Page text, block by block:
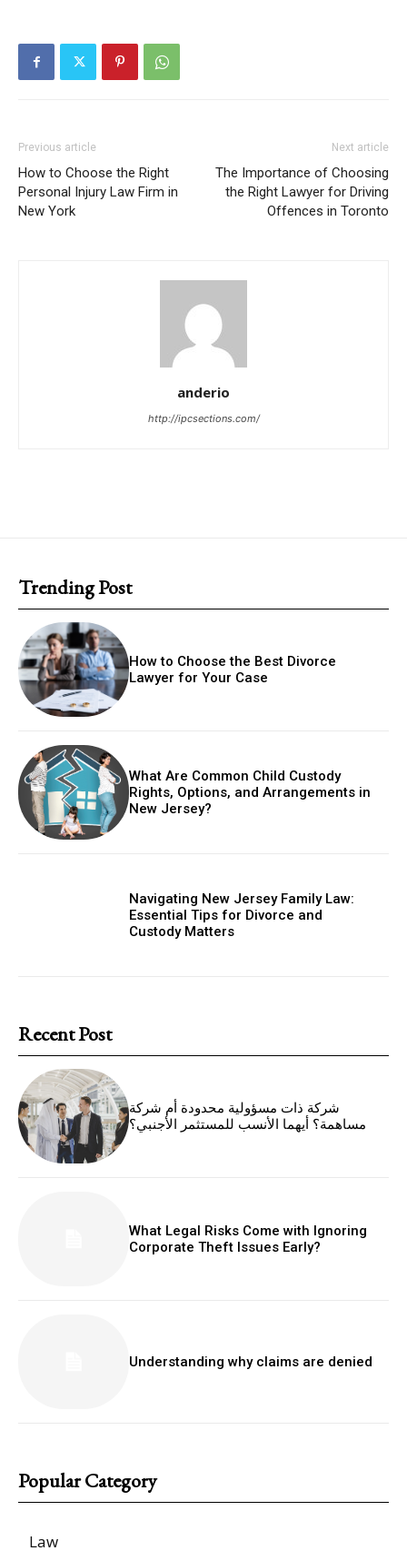
Previous article
How to Choose the Right
Personal Injury Law Firm in
New York
Next article
The Importance of Choosing
the Right Lawyer for Driving
Offences in Toronto
anderio
http://ipcsections.com/
Trending Post
How to Choose the Best Divorce
Lawyer for Your Case
What Are Common Child Custody
Rights, Options, and Arrangements in
New Jersey?
Navigating New Jersey Family Law:
Essential Tips for Divorce and
Custody Matters
Recent Post
شركة ذات مسؤولية محدودة أم شركة
مساهمة؟ أيهما الأنسب للمستثمر الأجنبي؟
What Legal Risks Come with Ignoring
Corporate Theft Issues Early?
Understanding why claims are denied
Popular Category
Law